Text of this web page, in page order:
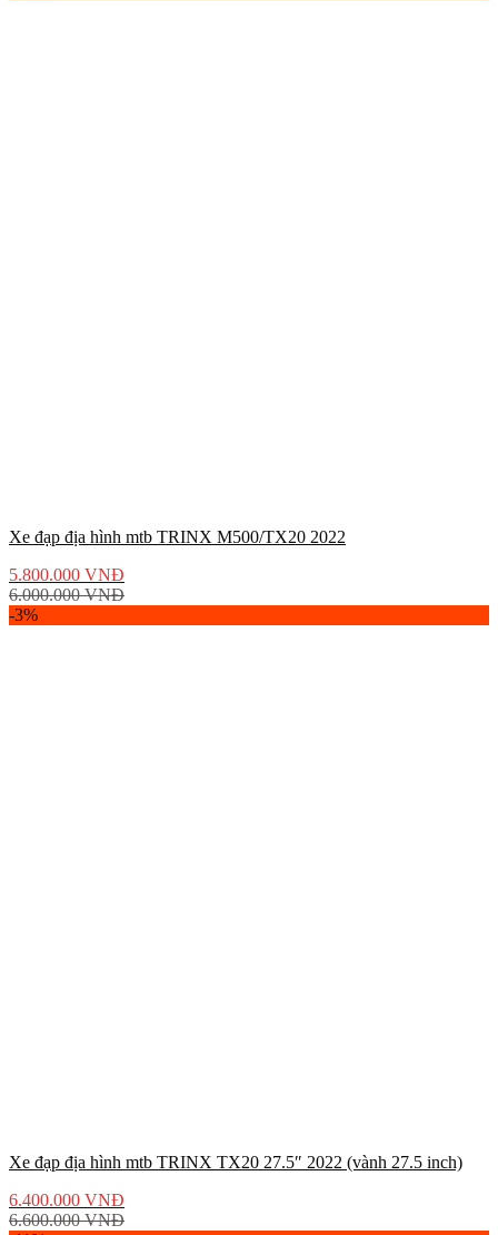
Xe đạp địa hình mtb TRINX M500/TX20 2022
5.800.000 VNĐ
6.000.000VNĐ
-3%
Xe đạp địa hình mtb TRINX TX20 27.5″ 2022 (vành 27.5 inch)
6.400.000 VNĐ
6.600.000VNĐ